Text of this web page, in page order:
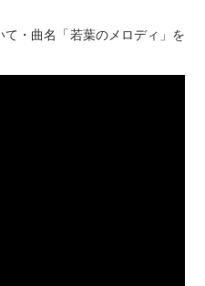
・曲名「若葉のメロディ」を